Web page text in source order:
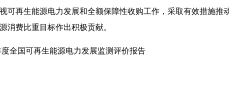
可再生能源电力发展和全额保障性收购工作，采取有效措施推
消费比重目标作出积极贡献。
国可再生能源电力发展监测评价报告